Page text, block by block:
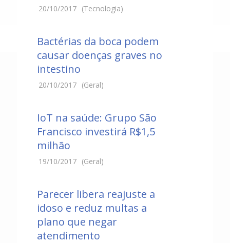
20/10/2017 (Tecnologia)
Bactérias da boca podem
causar doenças graves no
intestino
20/10/2017 (Geral)
IoT na saúde: Grupo São
Francisco investirá R$1,5
milhão
19/10/2017 (Geral)
Parecer libera reajuste a
idoso e reduz multas a
plano que negar
atendimento